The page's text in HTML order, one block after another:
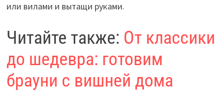
или вилами и вытащи руками.
Читайте также: От классики
до шедевра: готовим
брауни с вишней дома